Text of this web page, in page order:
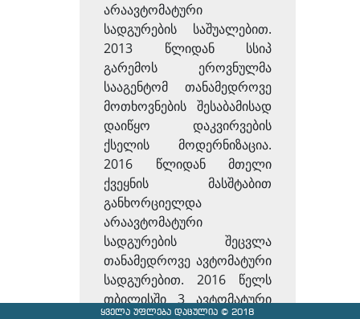
არაავტომატური
სადგურების საშუალებით.
2013 წლიდან სსიპ
გარემოს ეროვნულმა
სააგენტომ თანამედროვე
მოთხოვნების შესაბამისად
დაიწყო დაკვირვების
ქსელის მოდერნიზაცია.
2016 წლიდან მთელი
ქვეყნის მასშტაბით
განხორციელდა
არაავტომატური
სადგურების შეცვლა
თანამედროვე ავტომატური
სადგურებით. 2016 წელს
თბილისში 3 ავტომატური
ყველა უფლება დაცულია © 2018